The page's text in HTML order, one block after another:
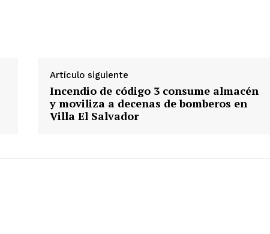
Artículo siguiente
Incendio de código 3 consume almacén
y moviliza a decenas de bomberos en
Villa El Salvador